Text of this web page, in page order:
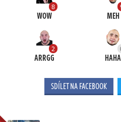
8
WOW MEH
2
ARRGG HAHA
SDÍLET NA FACEBOOK